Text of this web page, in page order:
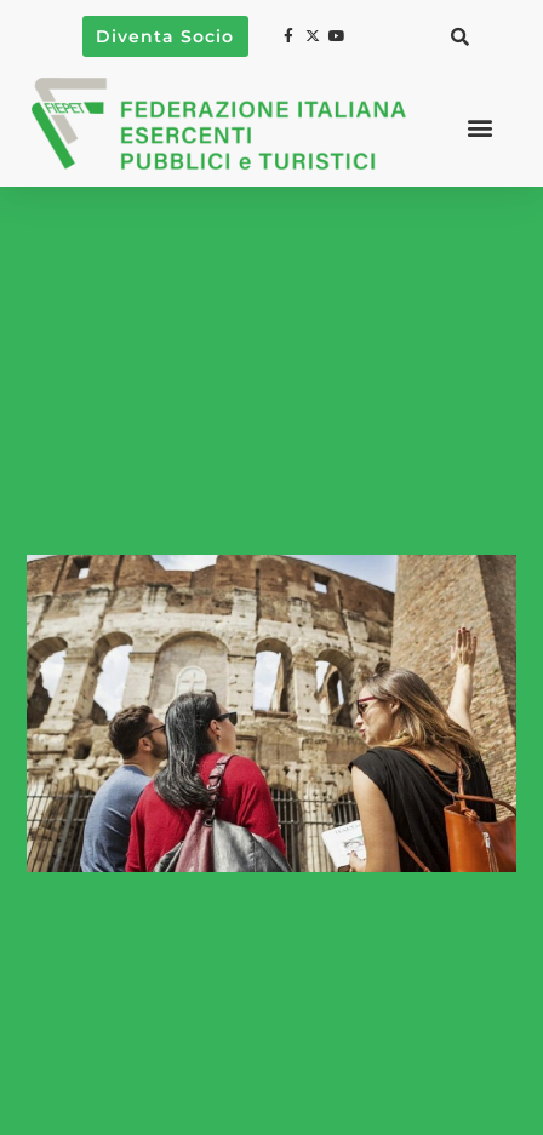
Diventa Socio